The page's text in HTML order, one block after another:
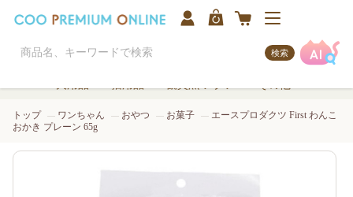
検索
トップ ワンちゃん おやつ お菓子
エースプロダクツ First わんこ
おかき プレーン 65g